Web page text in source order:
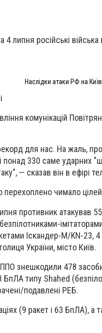
4 липня російські
Наслідки атаки РФ на
комунікацій
для нас. На жаль,
понад 330 саме ударних
— сказав він в ефірі
перехоплено чимало
противник атакував
Іскандер-М/KN-23,
України, місто Київ.
знешкодили 478
БпЛА типу Shahed
подавлені РЕБ.
(9 ракет і 63 БпЛА), а